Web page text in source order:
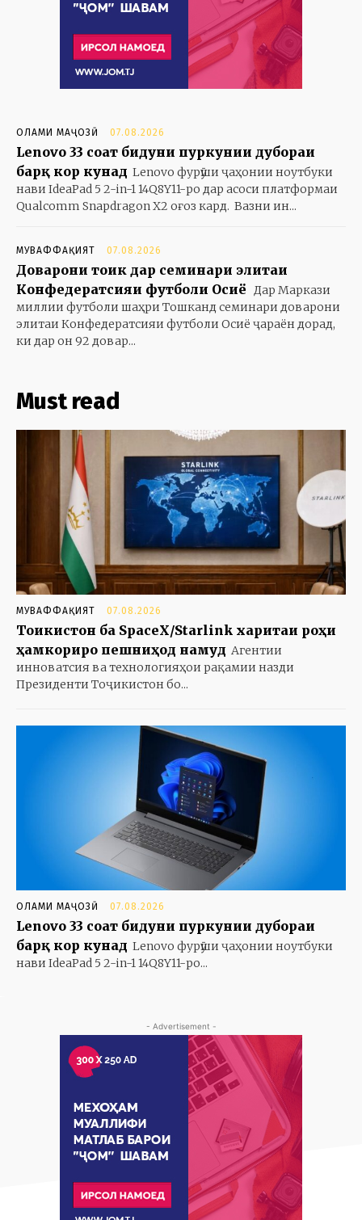
ОЛАМИ МАҶОЗӢ 07.08.2026
Lenovo 33 соат бидуни пуркунии дубораи
барқ кор кунад Lenovo фурӯши ҷаҳонии ноутбуки
нави IdeaPad 5 2-in-1 14Q8Y11-ро дар асоси платформаи
Qualcomm Snapdragon X2 оғоз кард. Вазни ин...
МУВАФФАҚИЯТ 07.08.2026
Доварони тоҷик дар семинари элитаи
Конфедератсияи футболи Осиё Дар Маркази
миллии футболи шаҳри Тошканд семинари доварони
элитаи Конфедератсияи футболи Осиё ҷараён дорад,
ки дар он 92 довар...
Must read
МУВАФФАҚИЯТ 07.08.2026
Тоҷикистон ба SpaceX/Starlink харитаи роҳи
ҳамкориро пешниҳод намуд Агентии
инноватсия ва технологияҳои рақамии назди
Президенти Тоҷикистон бо...
ОЛАМИ МАҶОЗӢ 07.08.2026
Lenovo 33 соат бидуни пуркунии дубораи
барқ кор кунад Lenovo фурӯши ҷаҳонии ноутбуки
нави IdeaPad 5 2-in-1 14Q8Y11-ро...
- Advertisement -